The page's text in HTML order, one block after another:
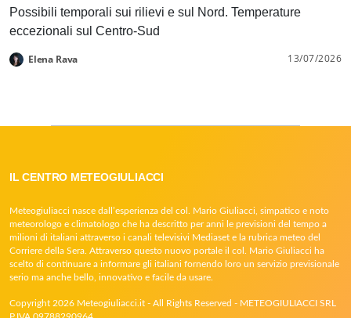
Possibili temporali sui rilievi e sul Nord. Temperature
eccezionali sul Centro-Sud
Elena Rava 13/07/2026
IL CENTRO METEOGIULIACCI
Meteogiuliacci nasce dall’esperienza del col. Mario Giuliacci, simpatico e noto
meteorologo e climatologo che ha descritto per anni le previsioni del tempo a
milioni di italiani attraverso i canali televisivi Mediaset e la rubrica meteo del
Corriere della Sera. Attraverso questo nuovo portale il col. Mario Giuliacci ha
scelto di continuare a informare gli italiani fornendo loro un servizio previsionale
serio ma anche bello, innovativo e facile da usare.
Copyright 2026 Meteogiuliacci.it - All Rights Reserved - METEOGIULIACCI SRL
P.IVA 09788290964